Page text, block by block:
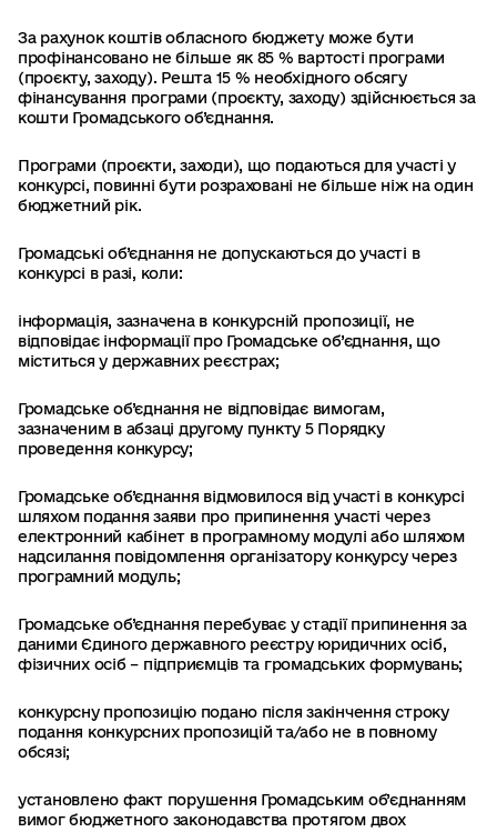
За рахунок коштів обласного бюджету може бути
профінансовано не більше як 85 % вартості програми
(проєкту, заходу). Решта 15 % необхідного обсягу
фінансування програми (проєкту, заходу) здійснюється за
кошти Громадського об’єднання.
Програми (проєкти, заходи), що подаються для участі у
конкурсі, повинні бути розраховані не більше ніж на один
бюджетний рік.
Громадські об’єднання не допускаються до участі в
конкурсі в разі, коли:
інформація, зазначена в конкурсній пропозиції, не
відповідає інформації про Громадське об’єднання, що
міститься у державних реєстрах;
Громадське об’єднання не відповідає вимогам,
зазначеним в абзаці другому пункту 5 Порядку
проведення конкурсу;
Громадське об’єднання відмовилося від участі в конкурсі
шляхом подання заяви про припинення участі через
електронний кабінет в програмному модулі або шляхом
надсилання повідомлення організатору конкурсу через
програмний модуль;
Громадське об’єднання перебуває у стадії припинення за
даними Єдиного державного реєстру юридичних осіб,
фізичних осіб – підприємців та громадських формувань;
конкурсну пропозицію подано після закінчення строку
подання конкурсних пропозицій та/або не в повному
обсязі;
установлено факт порушення Громадським об’єднанням
вимог бюджетного законодавства протягом двох